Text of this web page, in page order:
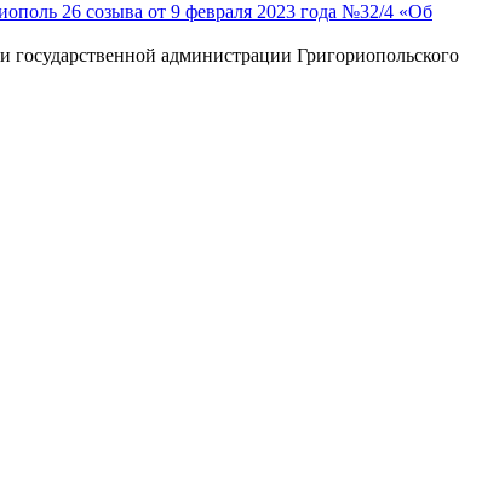
26 созыва от 9 февраля 2023 года №32/4 «Об
администрации Григориопольского